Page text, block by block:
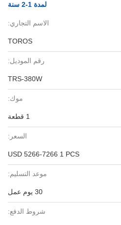
لمدة 1-2 سنة
الاسم التجاري:
TOROS
رقم الموديل:
TRS-380W
موك:
السعر:
USD 5266-7266 1 PCS
موعد التسليم:
30 يوم عمل
شروط الدفع: